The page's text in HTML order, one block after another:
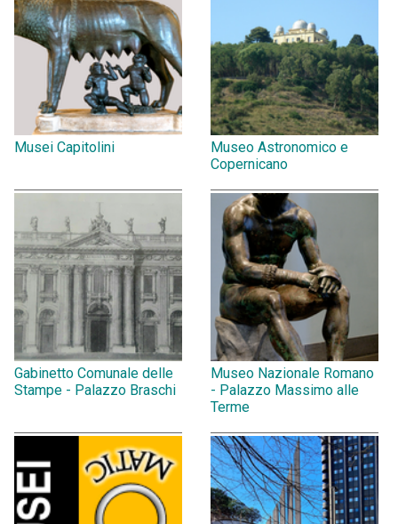
Musei Capitolini
Museo Astronomico e
Copernicano
Gabinetto Comunale delle
Stampe - Palazzo Braschi
Museo Nazionale Romano
- Palazzo Massimo alle
Terme